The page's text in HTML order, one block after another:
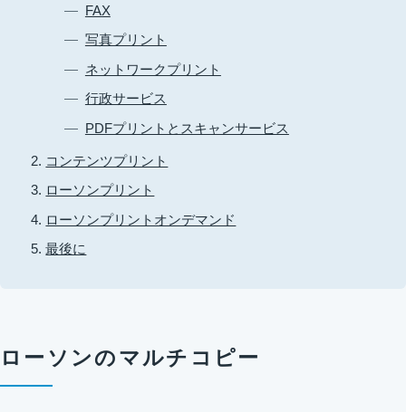
FAX
写真プリント
ネットワークプリント
行政サービス
PDFプリントとスキャンサービス
コンテンツプリント
ローソンプリント
ローソンプリントオンデマンド
最後に
ローソンのマルチコピー